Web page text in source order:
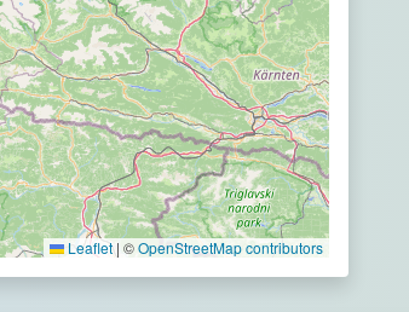
Leaflet | ©OpenStreetMap contributors